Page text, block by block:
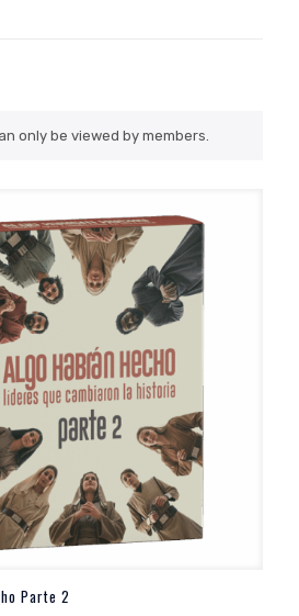
only be viewed by members.
Parte 2